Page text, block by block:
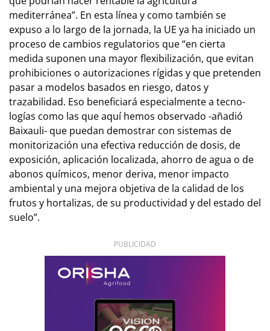
mediterránea”. En esta línea y como también se
expuso a lo largo de la jornada, la UE ya ha iniciado un
proceso de cambios re­gulatorios que “en cierta
medida suponen una mayor fle­­­­xibilización, que evitan
prohibiciones o auto­ri­za­ciones rígidas y que pretenden
pasar a modelos basados en riesgo, da­­tos y
trazabilidad. Eso beneficiará especialmente a tec­no­
logías como las que aquí hemos observado -añadió
Baixauli- que puedan demostrar con sistemas de
monitorización una efectiva reducción de dosis, de
exposición, aplicación lo­ca­­lizada, ahorro de agua o de
abonos químicos, menor deriva, menor impacto
ambiental y una mejora objetiva de la ca­lidad de los
frutos y hortalizas, de su productividad y del estado del
suelo”.
PUBLICIDAD